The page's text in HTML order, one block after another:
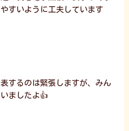
すいように工夫しています
するのは緊張しますが、みん
ましたよ👍